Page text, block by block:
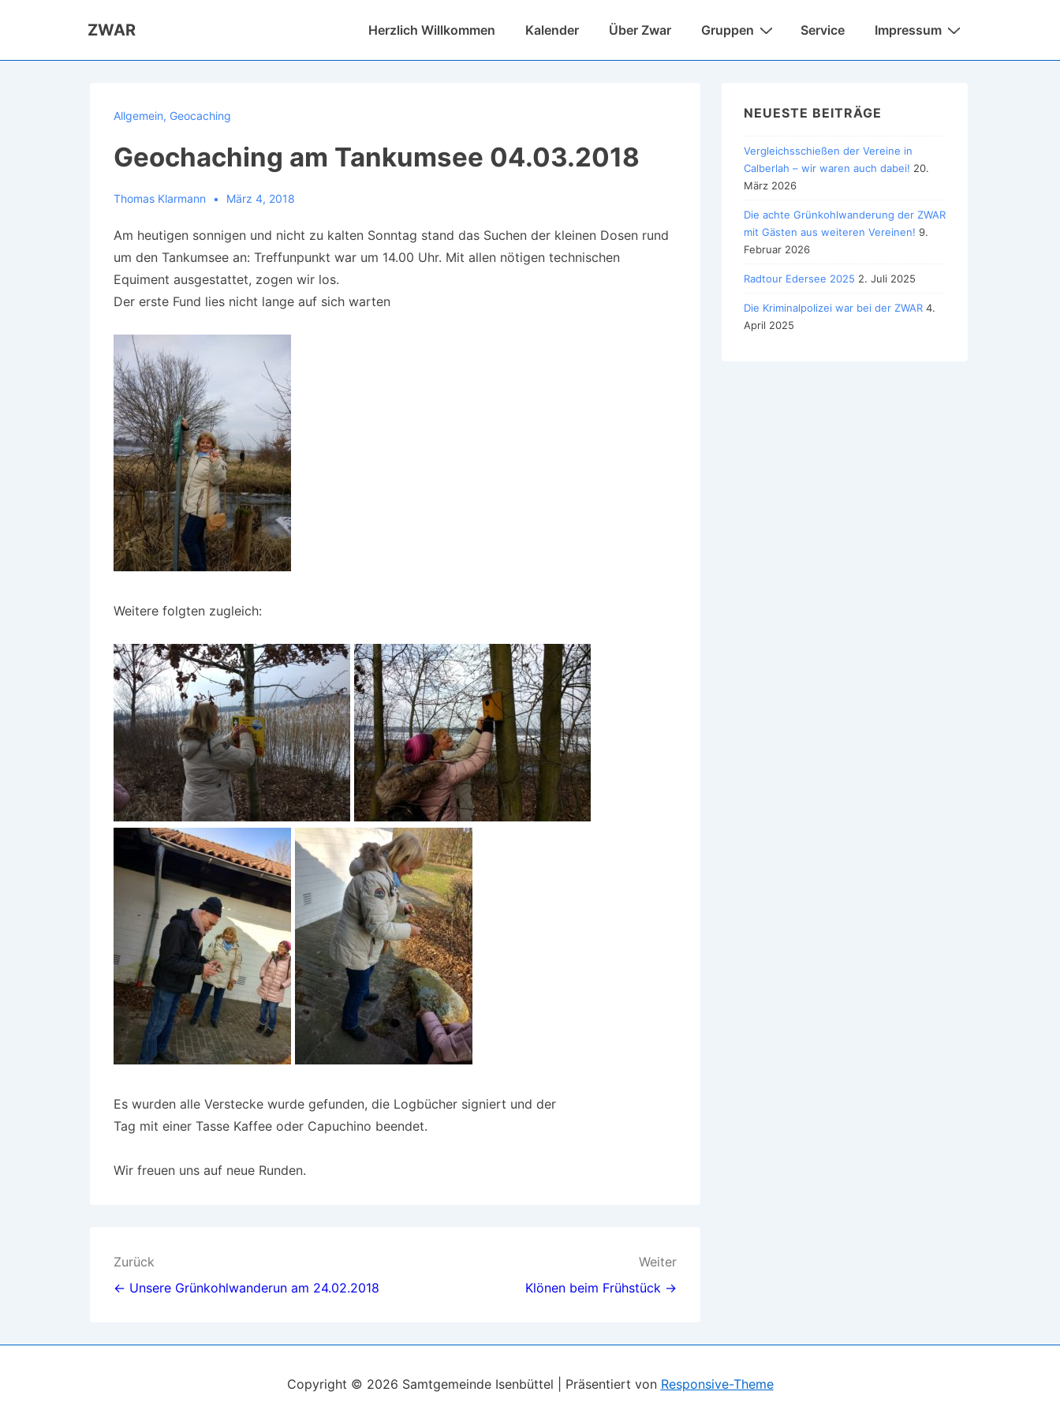
ZWAR Hauptnavigation
Herzlich Willkommen Kalender Über Zwar Gruppen Service Impressum
Allgemein, Geocaching
Geochaching am Tankumsee 04.03.2018
Thomas Klarmann März 4, 2018
Am heutigen sonnigen und nicht zu kalten Sonntag stand das Suchen der kleinen Dosen rund
um den Tankumsee an: Treffunpunkt war um 14.00 Uhr. Mit allen nötigen technischen
Equiment ausgestattet, zogen wir los.
Der erste Fund lies nicht lange auf sich warten
Weitere folgten zugleich:
Es wurden alle Verstecke wurde gefunden, die Logbücher signiert und der
Tag mit einer Tasse Kaffee oder Capuchino beendet.
Wir freuen uns auf neue Runden.
Beitragsnavigation
Zurück
← Unsere Grünkohlwanderun am 24.02.2018
Weiter
Klönen beim Frühstück →
NEUESTE BEITRÄGE
Vergleichsschießen der Vereine in
Calberlah – wir waren auch dabei! 20.
März 2026
Die achte Grünkohlwanderung der ZWAR
mit Gästen aus weiteren Vereinen! 9.
Februar 2026
Radtour Edersee 2025 2. Juli 2025
Die Kriminalpolizei war bei der ZWAR 4.
April 2025
Copyright © 2026 Samtgemeinde Isenbüttel | Präsentiert von Responsive-Theme